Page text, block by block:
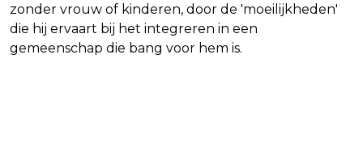
zonder vrouw of kinderen, door de 'moeilijkheden'
die hij ervaart bij het integreren in een
gemeenschap die bang voor hem is.